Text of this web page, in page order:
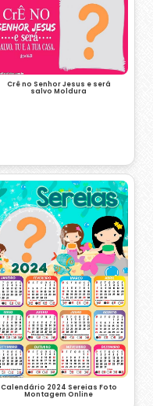
Crê no Senhor Jesus e será
salvo Moldura
Calendário 2024 Sereias Foto
Montagem Online